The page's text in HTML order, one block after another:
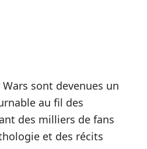
sont devenues un
au fil des
des milliers de fans
et des récits